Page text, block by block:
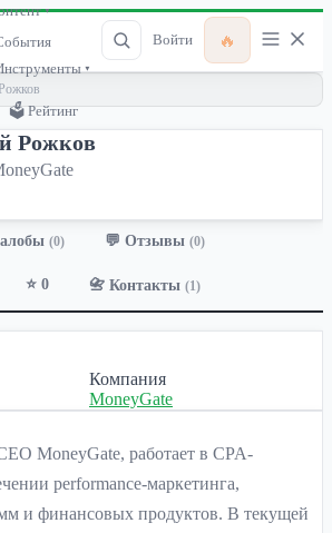
▾
▾
🗳 Рейтинг
Войти 🔥
Рожков
(0) 💬 Отзывы (0)
⭐ 0 📇 Контакты (1)
Компания
MoneyGate
MoneyGate, работает в CPA-
performance-маркетинга,
и финансовых продуктов. В текущей